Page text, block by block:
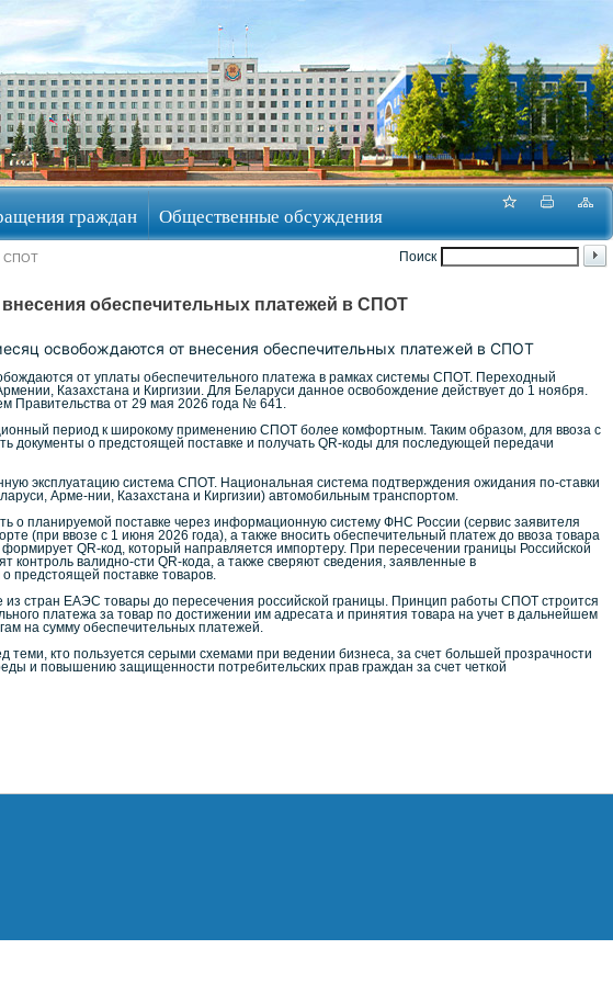
граждан Общественные обсуждения
Поиск
СПОТ
обеспечительных платежей в СПОТ
освобождаются от внесения обеспечительных платежей в СПОТ
от уплаты обеспечительного платежа в рамках системы СПОТ. Переходный
Казахстана и Киргизии. Для Беларуси данное освобождение действует до 1 ноября.
Правительства от 29 мая 2026 года № 641.
период к широкому применению СПОТ более комфортным. Таким образом, для ввоза с
документы о предстоящей поставке и получать QR-коды для последующей передачи
эксплуатацию система СПОТ. Национальная система подтверждения ожидания по-ставки
Арме-нии, Казахстана и Киргизии) автомобильным транспортом.
о планируемой поставке через информационную систему ФНС России (сервис заявителя
(при ввозе с 1 июня 2026 года), а также вносить обеспечительный платеж до ввоза товара
QR-код, который направляется импортеру. При пересечении границы Российской
контроль валидно-сти QR-кода, а также сверяют сведения, заявленные в
предстоящей поставке товаров.
стран ЕАЭС товары до пересечения российской границы. Принцип работы СПОТ строится
платежа за товар по достижении им адресата и принятия товара на учет в дальнейшем
на сумму обеспечительных платежей.
кто пользуется серыми схемами при ведении бизнеса, за счет большей прозрачности
и повышению защищенности потребительских прав граждан за счет четкой